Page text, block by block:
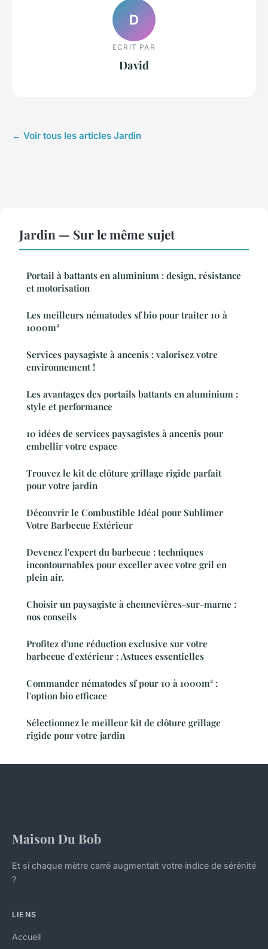
D
ECRIT PAR
David
← Voir tous les articles Jardin
Jardin — Sur le même sujet
Portail à battants en aluminium : design, résistance
et motorisation
Les meilleurs nématodes sf bio pour traiter 10 à
1000m²
Services paysagiste à ancenis : valorisez votre
environnement !
Les avantages des portails battants en aluminium :
style et performance
10 idées de services paysagistes à ancenis pour
embellir votre espace
Trouvez le kit de clôture grillage rigide parfait
pour votre jardin
Découvrir le Combustible Idéal pour Sublimer
Votre Barbecue Extérieur
Devenez l'expert du barbecue : techniques
incontournables pour exceller avec votre gril en
plein air.
Choisir un paysagiste à chennevières-sur-marne :
nos conseils
Profitez d'une réduction exclusive sur votre
barbecue d'extérieur : Astuces essentielles
Commander nématodes sf pour 10 à 1000m² :
l'option bio efficace
Sélectionnez le meilleur kit de clôture grillage
rigide pour votre jardin
Maison Du Bob
Et si chaque mètre carré augmentait votre indice de sérénité
?
LIENS
Accueil